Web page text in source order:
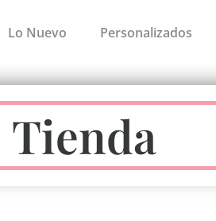
Lo Nuevo Personalizados
Tienda